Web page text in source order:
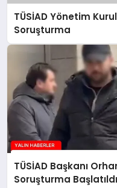
TÜSİAD Yönetim
Soruşturma
TÜSİAD Başkanı
Soruşturma Başlatıldı